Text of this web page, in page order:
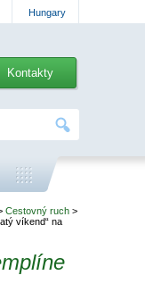
Hungary
Kontakty
Cestovný ruch >
víkend“ na